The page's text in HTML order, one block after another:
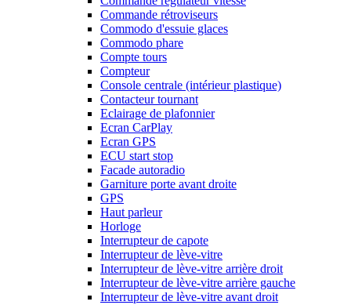
Commande rétroviseurs
Commodo d'essuie glaces
Commodo phare
Compte tours
Compteur
Console centrale (intérieur plastique)
Contacteur tournant
Eclairage de plafonnier
Ecran CarPlay
Ecran GPS
ECU start stop
Facade autoradio
Garniture porte avant droite
GPS
Haut parleur
Horloge
Interrupteur de capote
Interrupteur de lève-vitre
Interrupteur de lève-vitre arrière droit
Interrupteur de lève-vitre arrière gauche
Interrupteur de lève-vitre avant droit